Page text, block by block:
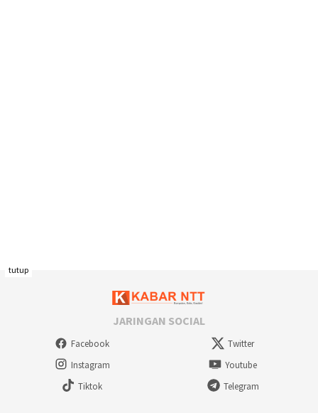
JARINGAN SOCIAL
Facebook
Twitter
Instagram
Youtube
Tiktok
Telegram
tutup